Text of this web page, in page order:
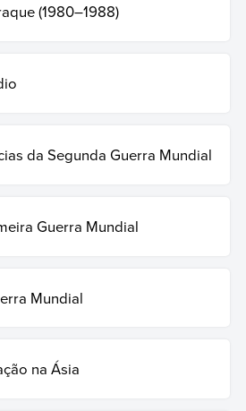
(1980–1988)
da Segunda Guerra Mundial
Guerra Mundial
Mundial
na Ásia